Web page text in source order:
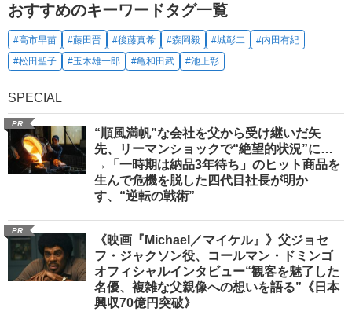
おすすめのキーワードタグ一覧
#高市早苗 #藤田晋 #後藤真希 #森岡毅 #城彰二
#内田有紀
#松田聖子
#玉木雄一郎 #亀和田武 #池上彰
SPECIAL
PR
“順風満帆”な会社を父から受け継いだ矢
先、リーマンショックで“絶望的状況”に…
→「一時期は納品3年待ち」のヒット商品を
生んで危機を脱した四代目社長が明か
す、“逆転の戦術”
PR
《映画『Michael／マイケル』》父ジョセ
フ・ジャクソン役、コールマン・ドミンゴ
オフィシャルインタビュー“観客を魅了した
名優、複雑な父親像への想いを語る”《日本
興収70億円突破》